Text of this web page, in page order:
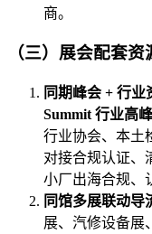
商。
（三）展会配套
同期峰会 + 行业
Summit 行业高
行业协会、本土
对接合规认证、
小厂出海合规、
同馆多展联动导
展、汽修设备展